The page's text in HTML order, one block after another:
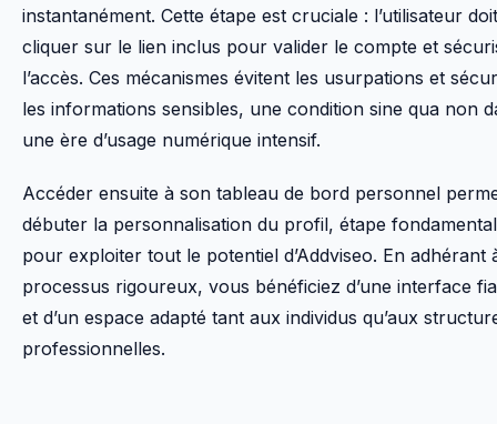
instantanément. Cette étape est cruciale : l’utilisateur doit
cliquer sur le lien inclus pour valider le compte et
l’accès. Ces mécanismes évitent les usurpations et
les informations sensibles, une condition sine qua non
une ère d’usage numérique intensif.
Accéder ensuite à son tableau de bord personnel
débuter la personnalisation du profil, étape
pour exploiter tout le potentiel d’Addviseo. En adhérant
processus rigoureux, vous bénéficiez d’une interface
et d’un espace adapté tant aux individus qu’aux
professionnelles.